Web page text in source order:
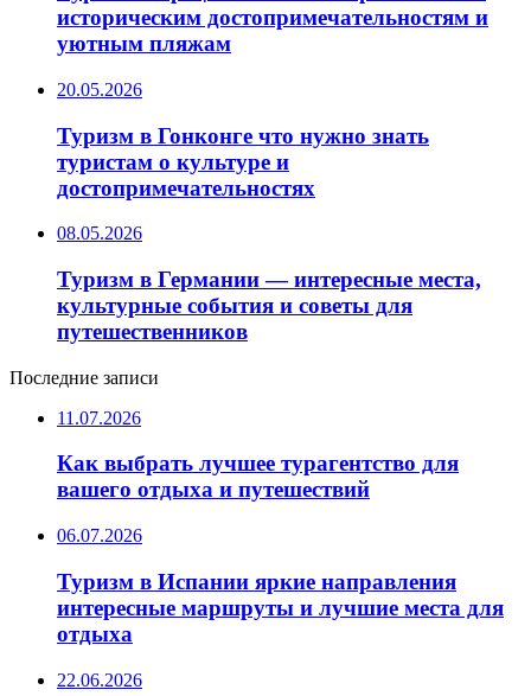
историческим достопримечательностям и
уютным пляжам
20.05.2026
Туризм в Гонконге что нужно знать
туристам о культуре и
достопримечательностях
08.05.2026
Туризм в Германии — интересные места,
культурные события и советы для
путешественников
Последние записи
11.07.2026
Как выбрать лучшее турагентство для
вашего отдыха и путешествий
06.07.2026
Туризм в Испании яркие направления
интересные маршруты и лучшие места для
отдыха
22.06.2026